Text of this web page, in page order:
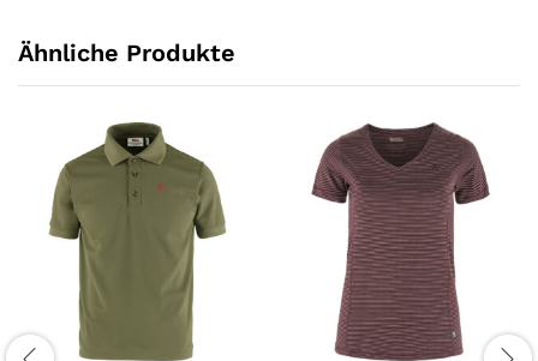
Ähnliche Produkte